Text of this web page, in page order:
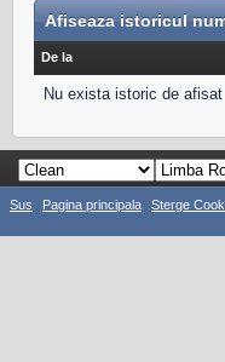
Afiseaza istoricul
De la
Nu exista istoric de afisat
Sus Pagina principala Sterge